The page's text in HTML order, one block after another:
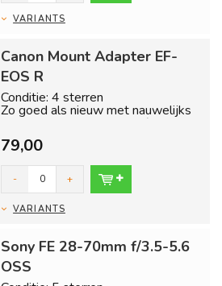
VARIANTS
Canon Mount Adapter EF-
EOS R
Conditie: 4 sterren
Zo goed als nieuw met nauwelijks
tot geen gebruikssporen. (zonder
doppen)
79,00
- +
VARIANTS
Sony FE 28-70mm f/3.5-5.6
OSS